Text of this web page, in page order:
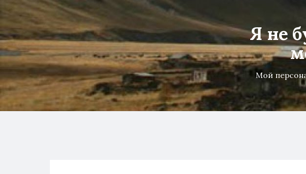
Я не
Мой